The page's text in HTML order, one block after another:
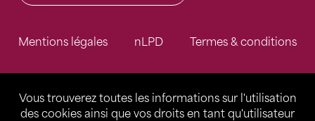
Vous trouverez toutes les informations sur l'utilisation
des cookies ainsi que vos droits en tant qu'utilisateur
Mentions légales nLPD Termes & conditions